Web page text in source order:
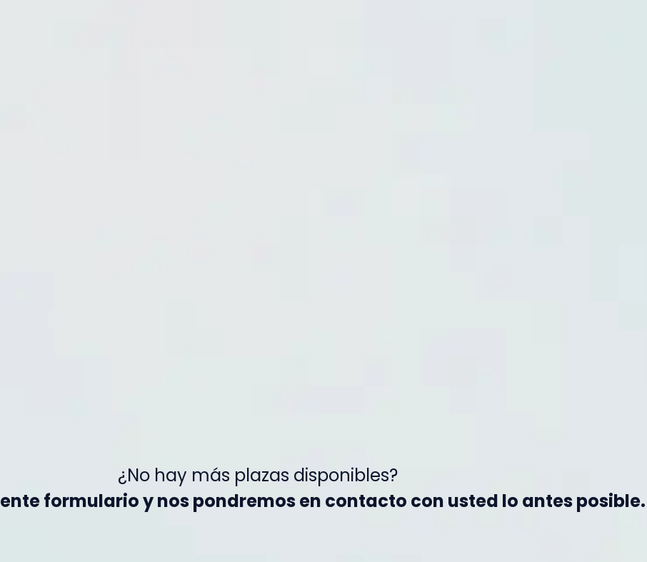
¿No hay más plazas disponibles?
formulario y nos pondremos en contacto con usted lo antes posible.